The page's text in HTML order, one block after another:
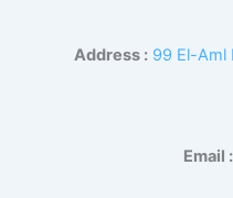
Address : 99 El-Aml
Email :